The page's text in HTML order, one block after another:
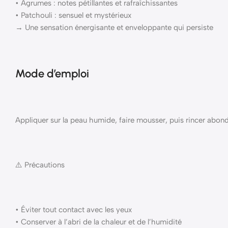
• Agrumes : notes pétillantes et rafraîchissantes
• Patchouli : sensuel et mystérieux
→ Une sensation énergisante et enveloppante qui persiste
Mode d’emploi
Appliquer sur la peau humide, faire mousser, puis rincer
⚠️ Précautions
• Éviter tout contact avec les yeux
• Conserver à l’abri de la chaleur et de l’humidité